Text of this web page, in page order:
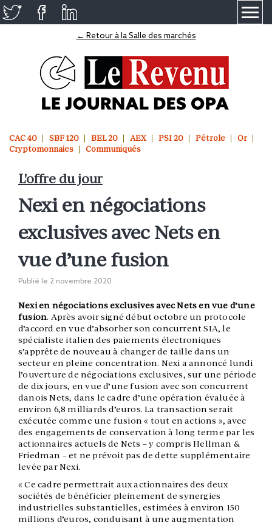
← Retour à la Salle des marchés
CAC 40 SBF 120 BEL 20 AEX PSI 20 Pétrole
Or
Cryptomonnaies
Communiqués
L'offre du jour
Nexi en négociations
exclusives avec Nets en
vue d’une fusion
Publié le 2 novembre 2020
Nexi en négociations exclusives avec Nets en vue d’une
fusion. Après avoir signé début octobre un protocole
d’accord en vue d’absorber son concurrent SIA, le
spécialiste italien des paiements électroniques
s’apprête de nouveau à changer de taille dans un
secteur en pleine concentration. Nexi a annoncé lundi
l’ouverture de négociations exclusives, sur une période
de dix jours, en vue d’une fusion avec son concurrent
danois Nets, dans le cadre d’une opération évaluée à
environ 6,8 milliards d’euros. La transaction serait
exécutée comme une fusion « tout en actions », avec
des engagements de conservation à long terme par les
actionnaires actuels de Nets – y compris Hellman &
Friedman – et ne prévoit pas de dette supplémentaire
levée par Nexi.
« Ce cadre permettrait aux actionnaires des deux
sociétés de bénéficier pleinement de synergies
industrielles substantielles, estimées à environ 150
millions d’euros, conduisant à une augmentation